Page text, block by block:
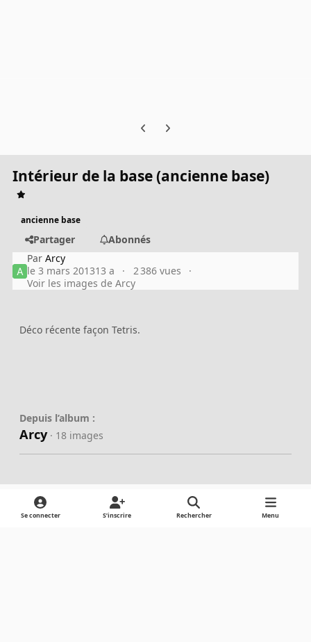
Previous carousel slide
Next carousel slide
Intérieur de la base (ancienne base)
ancienne base
Partager
Abonnés
ParArcy
le 3 mars 201313 a
2 386 vues
Voir les images de Arcy
Déco récente façon Tetris.
Depuis l’album :
Arcy · 18 images
Partager
Se connecter S’inscrire Rechercher Menu